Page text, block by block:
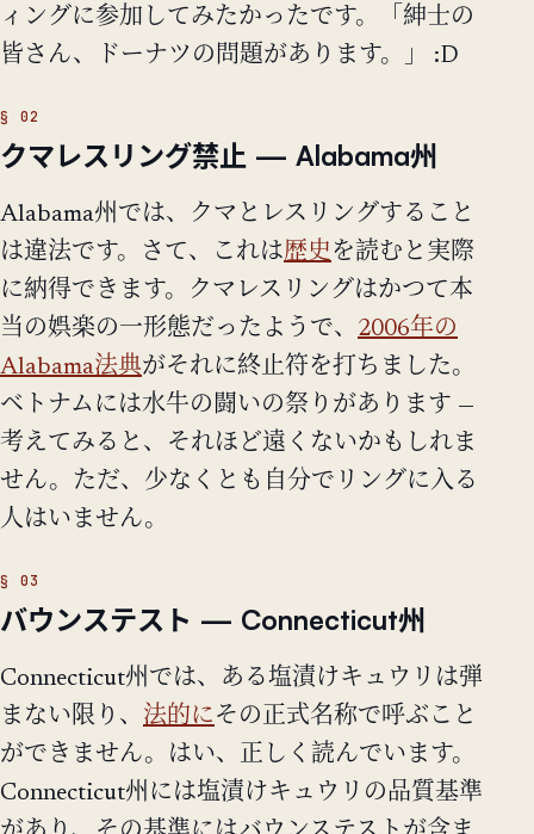
ィングに参加してみたかったです。「紳士の
皆さん、ドーナツの問題があります。」 :D
クマレスリング禁止 — Alabama州
Alabama州では、クマとレスリングすること
は違法です。さて、これは歴史 を読むと実際
に納得できます。クマレスリングはかつて本
当の娯楽の一形態だったようで、 2006年の
Alabama法典がそれに終止符を打ちました。
ベトナムには水牛の闘いの祭りがあります —
考えてみると、それほど遠くないかもしれま
せん。ただ、少なくとも自分でリングに入る
人はいません。
バウンステスト — Connecticut州
Connecticut州では、ある塩漬けキュウリは弾
まない限り、 法的に その正式名称で呼ぶこと
ができません。はい、正しく読んでいます。
Connecticut州には塩漬けキュウリの品質基準